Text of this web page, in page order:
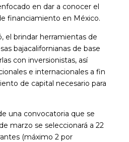
en dar a conocer el
financiamiento en México.
el brindar herramientas de
bajacalifornianas de base
con inversionistas, así
e internacionales a fin
de capital necesario para
una convocatoria que se
marzo se seleccionará a 22
(máximo 2 por